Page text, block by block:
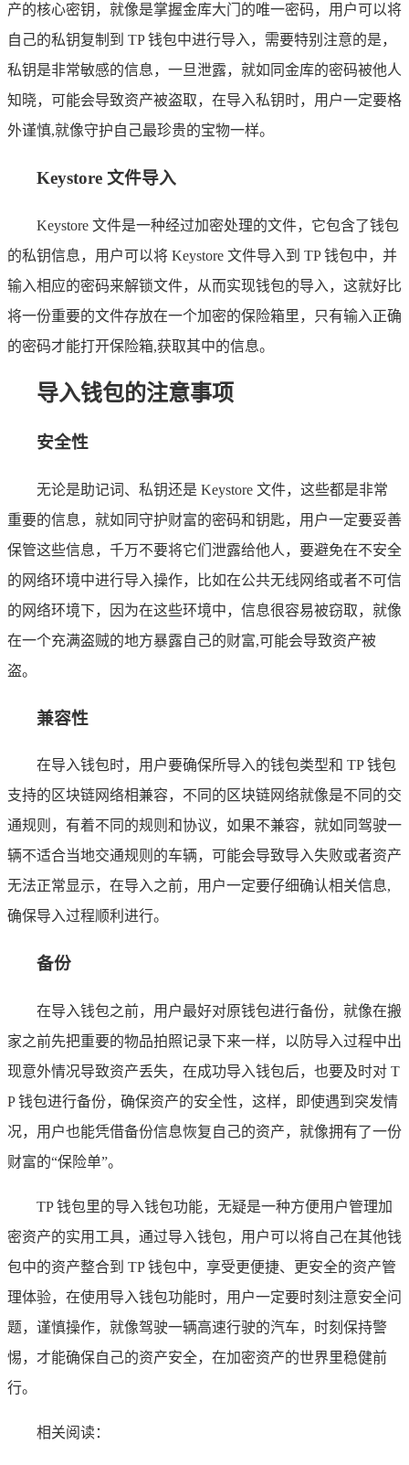
产的核心密钥，就像是掌握金库大门的唯一密码，用户可以将
自己的私钥复制到 TP 钱包中进行导入，需要特别注意的是，
私钥是非常敏感的信息，一旦泄露，就如同金库的密码被他人
知晓，可能会导致资产被盗取，在导入私钥时，用户一定要格
外谨慎,就像守护自己最珍贵的宝物一样。
Keystore 文件导入
Keystore 文件是一种经过加密处理的文件，它包含了钱包
的私钥信息，用户可以将 Keystore 文件导入到 TP 钱包中，并
输入相应的密码来解锁文件，从而实现钱包的导入，这就好比
将一份重要的文件存放在一个加密的保险箱里，只有输入正确
的密码才能打开保险箱,获取其中的信息。
导入钱包的注意事项
安全性
无论是助记词、私钥还是 Keystore 文件，这些都是非常
重要的信息，就如同守护财富的密码和钥匙，用户一定要妥善
保管这些信息，千万不要将它们泄露给他人，要避免在不安全
的网络环境中进行导入操作，比如在公共无线网络或者不可信
的网络环境下，因为在这些环境中，信息很容易被窃取，就像
在一个充满盗贼的地方暴露自己的财富,可能会导致资产被
盗。
兼容性
在导入钱包时，用户要确保所导入的钱包类型和 TP 钱包
支持的区块链网络相兼容，不同的区块链网络就像是不同的交
通规则，有着不同的规则和协议，如果不兼容，就如同驾驶一
辆不适合当地交通规则的车辆，可能会导致导入失败或者资产
无法正常显示，在导入之前，用户一定要仔细确认相关信息,
确保导入过程顺利进行。
备份
在导入钱包之前，用户最好对原钱包进行备份，就像在搬
家之前先把重要的物品拍照记录下来一样，以防导入过程中出
现意外情况导致资产丢失，在成功导入钱包后，也要及时对 T
P 钱包进行备份，确保资产的安全性，这样，即使遇到突发情
况，用户也能凭借备份信息恢复自己的资产，就像拥有了一份
财富的“保险单”。
TP 钱包里的导入钱包功能，无疑是一种方便用户管理加
密资产的实用工具，通过导入钱包，用户可以将自己在其他钱
包中的资产整合到 TP 钱包中，享受更便捷、更安全的资产管
理体验，在使用导入钱包功能时，用户一定要时刻注意安全问
题，谨慎操作，就像驾驶一辆高速行驶的汽车，时刻保持警
惕，才能确保自己的资产安全，在加密资产的世界里稳健前
行。
相关阅读：